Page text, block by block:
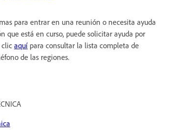
para entrar en una reunión o necesita ayuda
que está en curso, puede solicitar ayuda por
clic aquí para consultar la lista completa de
de las regiones.